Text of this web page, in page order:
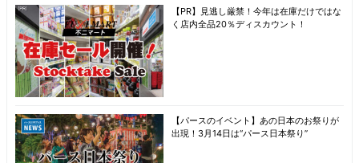
【PR】見逃し厳禁！今年は在庫だけではな
く店内全品20％ディスカウント！
【パースのイベント】あの日本のお祭りが
出現！3月14日は“パース日本祭り”